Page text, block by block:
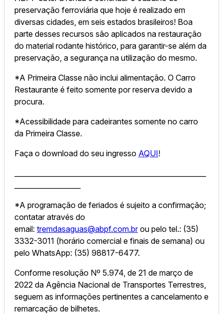
preservação ferroviária que hoje é realizado em
diversas cidades, em seis estados brasileiros! Boa
parte desses recursos são aplicados na restauração
do material rodante histórico, para garantir-se além da
preservação, a segurança na utilização do mesmo.
*A Primeira Classe não inclui alimentação. O Carro
Restaurante é feito somente por reserva devido a
procura.
*Acessibilidade para cadeirantes somente no carro
da Primeira Classe.
Faça o download do seu ingresso AQUI!
*A programação de feriados é sujeito a confirmação;
contatar através do
email: tremdasaguas@abpf.com.brou pelo tel.: (35)
3332-3011 (horário comercial e finais de semana) ou
pelo WhatsApp: (35) 98817-6477.
Conforme resolução Nº 5.974, de 21 de março de
2022 da Agência Nacional de Transportes Terrestres,
seguem as informações pertinentes a cancelamento e
remarcação de bilhetes.